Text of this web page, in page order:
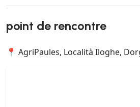
point de rencontre
📍 AgriPaules, Località Iloghe,